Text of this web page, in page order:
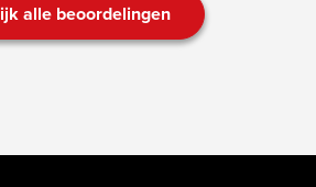
alle beoordelingen